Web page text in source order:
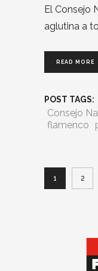
El Consejo
aglutina a
READ MORE
POST TAGS:
Consejo
flamenco
1 2